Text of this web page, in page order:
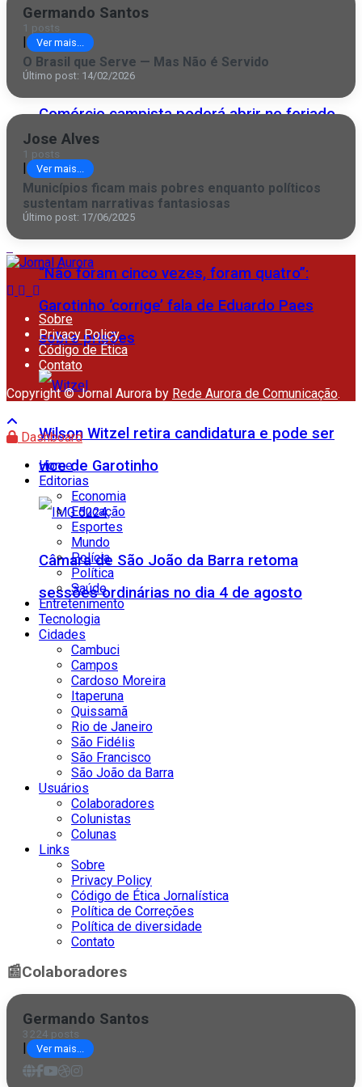
Inovação campista ganha palco global
Comércio campista poderá abrir no feriado
desta quinta (6) do São Salvador
“Não foram cinco vezes, foram quatro”:
Garotinho ‘corrige’ fala de Eduardo Paes
sobre prisões
Wilson Witzel retira candidatura e pode ser
vice de Garotinho
Câmara de São João da Barra retoma
sessões ordinárias no dia 4 de agosto
Germando Santos
1 posts
| Ver mais...
O Brasil que Serve — Mas Não é Servido
Último post: 14/02/2026
Jose Alves
1 posts
| Ver mais...
Municípios ficam mais pobres enquanto políticos
sustentam narrativas fantasiosas
Último post: 17/06/2025
Sobre
Privacy Policy
Código de Ética
Contato
Copyright © Jornal Aurora by Rede Aurora de Comunicação.
Dashboard
Home
Editorias
Economia
Educação
Esportes
Mundo
Polícia
Política
Saúde
Entretenimento
Tecnologia
Cidades
Cambuci
Campos
Cardoso Moreira
Itaperuna
Quissamã
Rio de Janeiro
São Fidélis
São Francisco
São João da Barra
Usuários
Colaboradores
Colunistas
Colunas
Links
Sobre
Privacy Policy
Código de Ética Jornalística
Política de Correções
Política de diversidade
Contato
📰Colaboradores
Germando Santos
3224 posts
| Ver mais...